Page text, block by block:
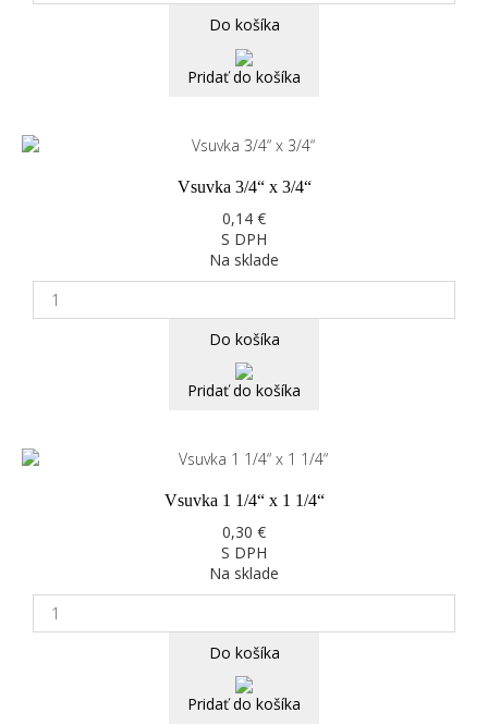
Do košíka
Pridať do košíka
Vsuvka 3/4“ x 3/4“
0,14 €
S DPH
Na sklade
Do košíka
Pridať do košíka
Vsuvka 1 1/4“ x 1 1/4“
0,30 €
S DPH
Na sklade
Do košíka
Pridať do košíka